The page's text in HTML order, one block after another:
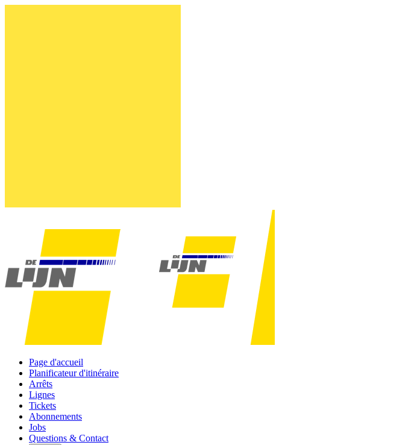
Page d'accueil
Planificateur d'itinéraire
Arrêts
Lignes
Tickets
Abonnements
Jobs
Questions & Contact